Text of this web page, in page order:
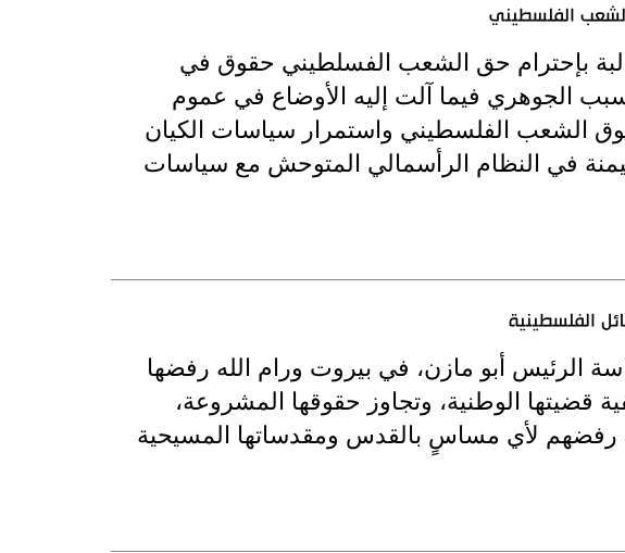
بإحترام حق الشعب الفسلطيني حقوق في
الجوهري فيما آلت إليه الأوضاع في عموم
الشعب الفلسطيني واستمرار سياسات الكيان
في النظام الرأسمالي المتوحش مع سياسات
الفلسطينية
الرئيس أبو مازن، في بيروت ورام الله رفضها
قضيتها الوطنية، وتجاوز حقوقها المشروعة،
رفضهم لأي مساسٍ بالقدس ومقدساتها المسيحية